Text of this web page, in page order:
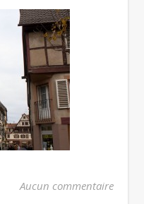
Aucun commentaire